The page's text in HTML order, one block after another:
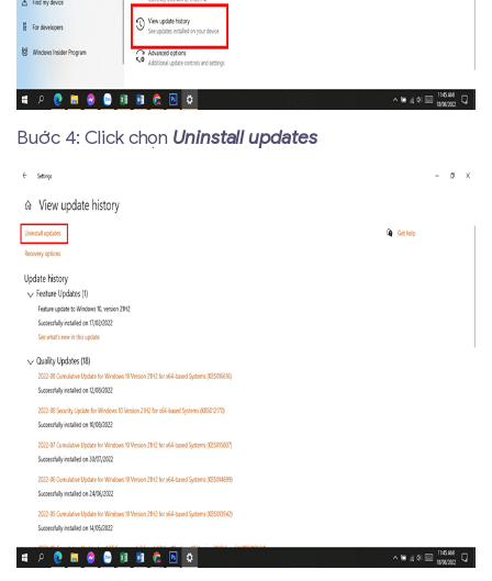
Buớc 4: Click chọn Uninstall updates